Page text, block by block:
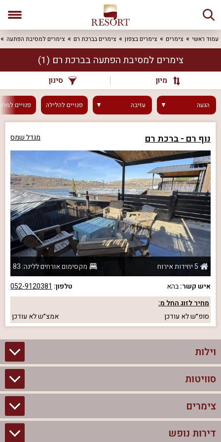
עמוד ראשי צימרים צימרים בצפון צימרים בברכת רם צימרים למסיבת הפתעה
צימרים למסיבת הפתעה בברכת רם (1)
מיון סינון
הגעה עזיבה פנוייםלהלילה פנויים
נוף רם - ברכת רם מגדל שמס
5 יחידות אירוח
מקסימום אורחים ללינה: 83
איש קשר:בהא טלפון: 052-9120381
מחיר לזוג החל מ:
סופ״שלא עודכן אמצ״שלא עודכן
וילות
וילות בצפון
וילות להשכרה
סוויטות
סוויטות בצפון
צימרים לזוגות עם בריכה פרטית
צימרים
צימרים בצפון
דירות נופש